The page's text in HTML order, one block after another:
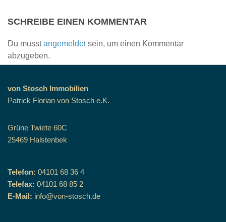
SCHREIBE EINEN KOMMENTAR
Du musstangemeldetsein, um einen Kommentar
abzugeben.
von Stosch Immobilien
Patrick Florian von Stosch e.K.
Grüne Twiete 60C
25469 Halstenbek
Telefon: 04101 68 36 4
Telefax: 04101 68 85 2
E-Mail: info@von-stosch.de